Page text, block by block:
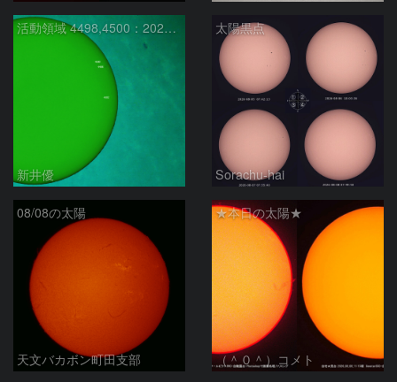
活動領域 4498,4500：2026/08/08
新井優
太陽黒点
Sorachu-hai
08/08の太陽
天文バカボン町田支部
★本日の太陽★
（＾０＾）コメト